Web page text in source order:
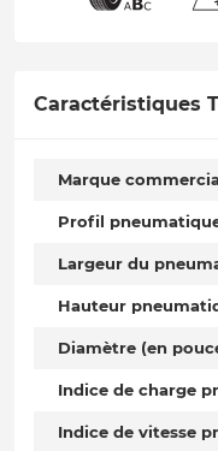
Caractéristiques
Marque
Profil
Largeur du
Hauteur
Diamètre (en
Indice de charge
Indice de vitesse